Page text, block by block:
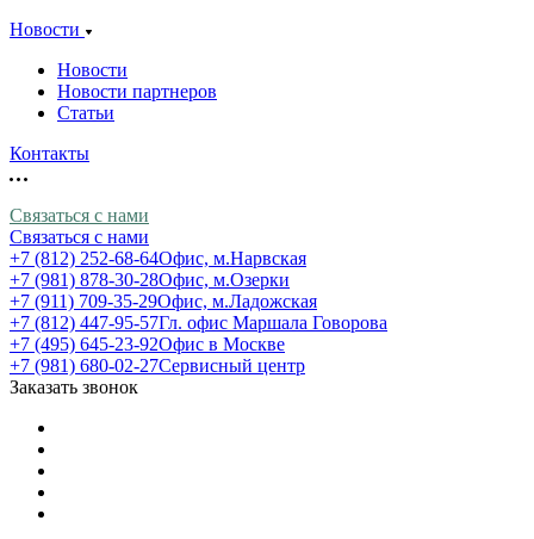
Новости
Новости
Новости партнеров
Статьи
Контакты
Связаться с нами
Связаться с нами
+7 (812) 252-68-64Офис, м.Нарвская
+7 (981) 878-30-28Офис, м.Озерки
+7 (911) 709-35-29Офис, м.Ладожская
+7 (812) 447-95-57Гл. офис Маршала Говорова
+7 (495) 645-23-92Офис в Москве
+7 (981) 680-02-27Сервисный центр
Заказать звонок